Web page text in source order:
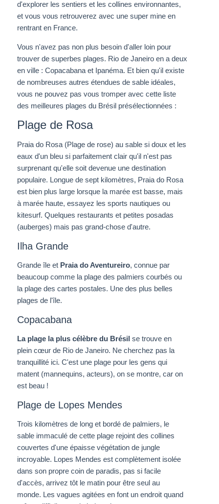
d'explorer les sentiers et les collines environnantes,
et vous vous retrouverez avec une super mine en
rentrant en France.
Vous n'avez pas non plus besoin d'aller loin pour
trouver de superbes plages. Rio de Janeiro en a deux
en ville : Copacabana et Ipanéma. Et bien qu'il existe
de nombreuses autres étendues de sable idéales,
vous ne pouvez pas vous tromper avec cette liste
des meilleures plages du Brésil présélectionnées :
Plage de Rosa
Praia do Rosa (Plage de rose) au sable si doux et les
eaux d'un bleu si parfaitement clair qu'il n'est pas
surprenant qu'elle soit devenue une destination
populaire. Longue de sept kilomètres, Praia do Rosa
est bien plus large lorsque la marée est basse, mais
à marée haute, essayez les sports nautiques ou
kitesurf. Quelques restaurants et petites posadas
(auberges) mais pas grand-chose d'autre.
Ilha Grande
Grande île et Praia do Aventureiro, connue par
beaucoup comme la plage des palmiers courbés ou
la plage des cartes postales. Une des plus belles
plages de l'île.
Copacabana
La plage la plus célèbre du Brésil se trouve en
plein cœur de Rio de Janeiro. Ne cherchez pas la
tranquillité ici. C'est une plage pour les gens qui
matent (mannequins, acteurs), on se montre, car on
est beau !
Plage de Lopes Mendes
Trois kilomètres de long et bordé de palmiers, le
sable immaculé de cette plage rejoint des collines
couvertes d'une épaisse végétation de jungle
incroyable. Lopes Mendes est complètement isolée
dans son propre coin de paradis, pas si facile
d'accès, arrivez tôt le matin pour être seul au
monde. Les vagues agitées en font un endroit quand